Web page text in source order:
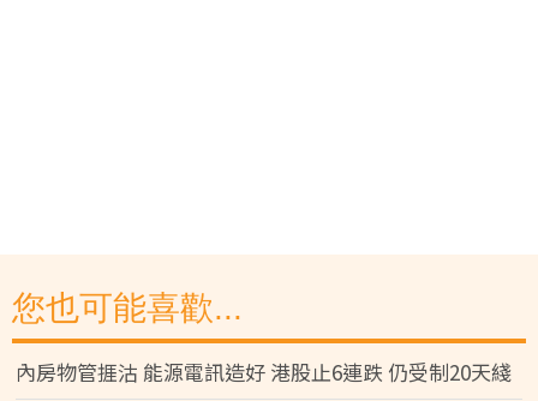
您也可能喜歡...
內房物管捱沽 能源電訊造好 港股止6連跌 仍受制20天綫